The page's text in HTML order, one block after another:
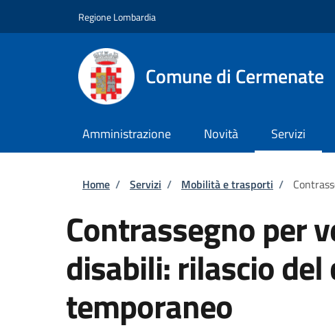
Regione Lombardia
Comune di Cermenate
Amministrazione Novità Servizi
Briciole di pane
Home / Servizi / Mobilità e trasporti /
Contrassegno per
disabili: rilascio
temporaneo